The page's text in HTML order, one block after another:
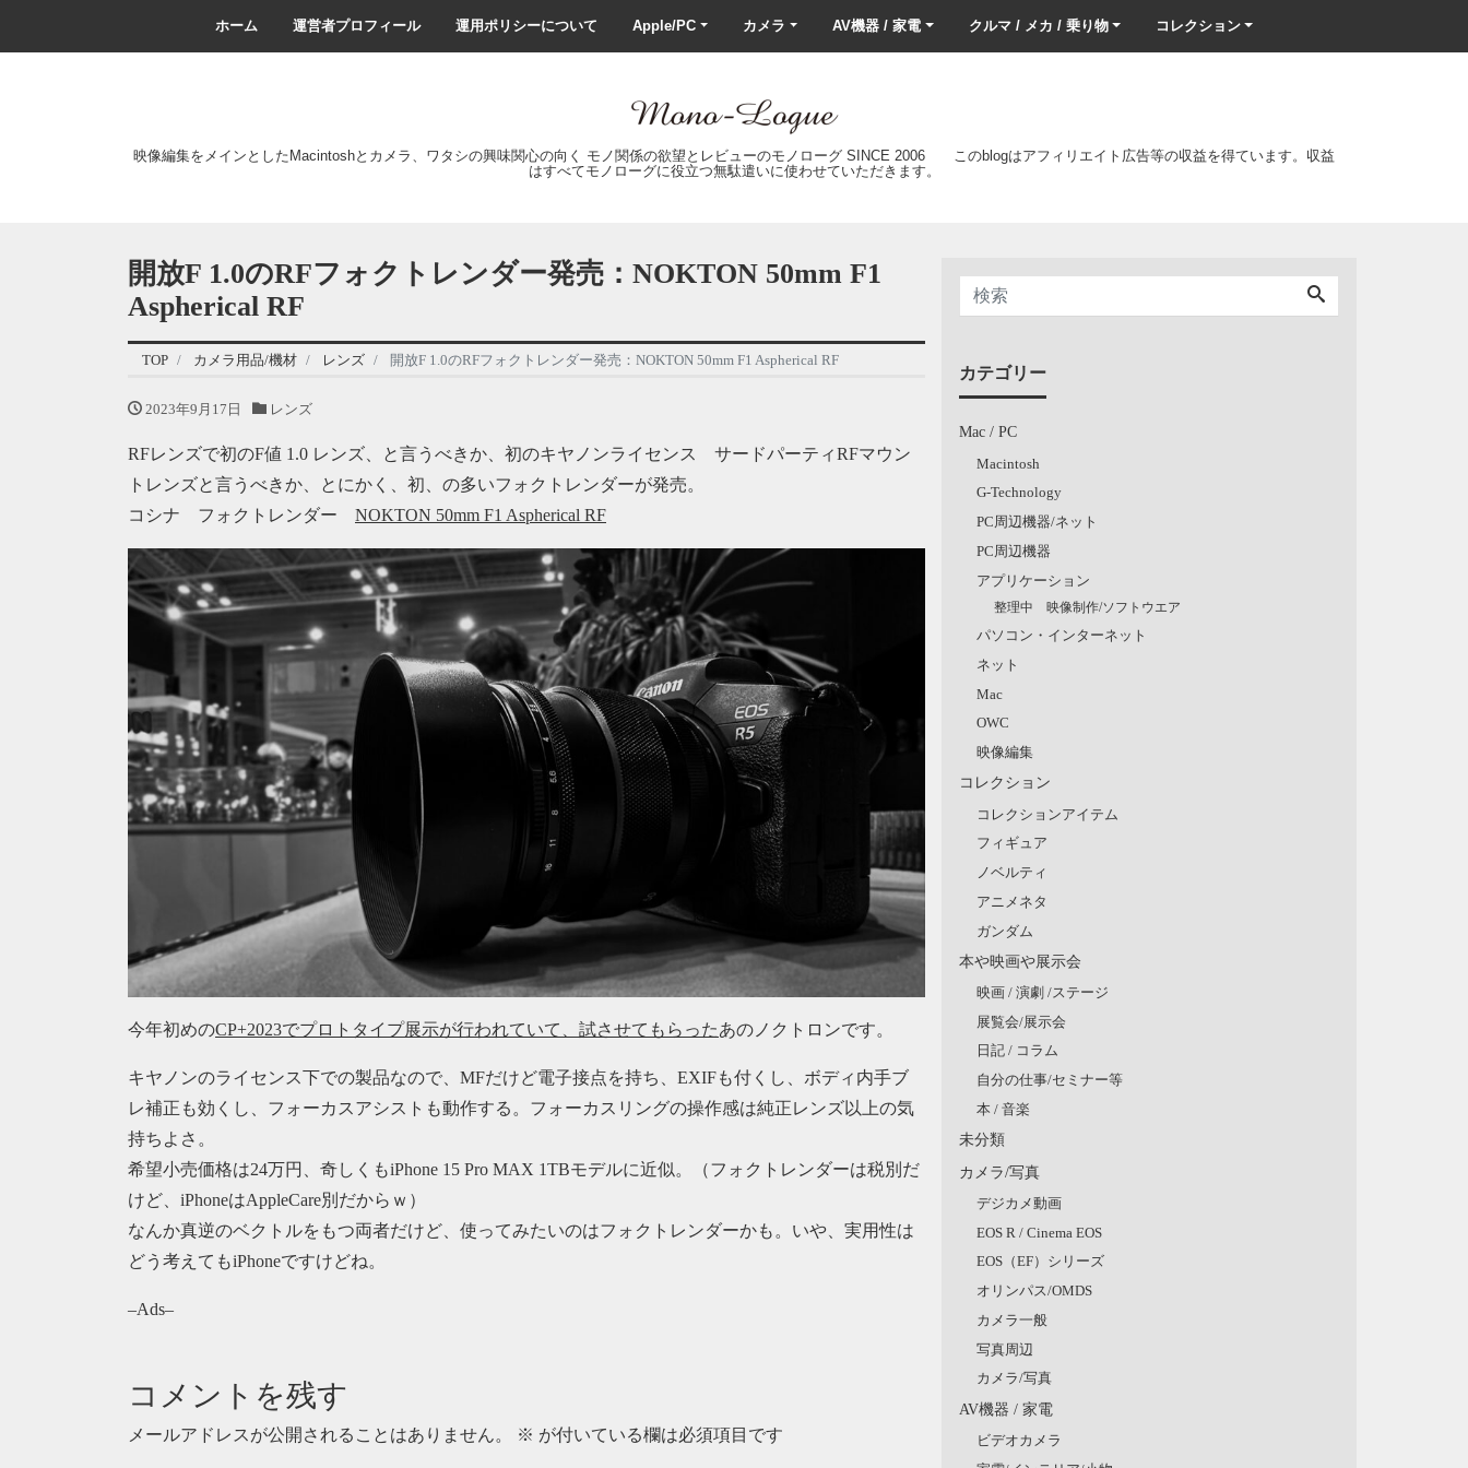
ホーム 運営者プロフィール 運用ポリシーについて Apple/PC カメラ AV機器 / 家電 クルマ / メカ / 乗り物 コレクション
映像編集をメインとしたMacintoshとカメラ、ワタシの興味関心の向く モノ関係の欲望とレビューのモノローグ SINCE 2006 このblogはアフィリエイト広告等の収益を得ています。収益
はすべてモノローグに役立つ無駄遣いに使わせていただきます。
開放F 1.0のRFフォクトレンダー発売：NOKTON 50mm F1
Aspherical RF
TOP カメラ用品/機材 レンズ 開放F 1.0のRFフォクトレンダー発売：NOKTON 50mm F1 Aspherical RF
2023年9月17日 レンズ
RFレンズで初のF値 1.0 レンズ、と言うべきか、初のキヤノンライセンス サードパーティRFマウン
トレンズと言うべきか、とにかく、初、の多いフォクトレンダーが発売。
コシナ フォクトレンダー NOKTON 50mm F1 Aspherical RF
今年初めのCP+2023でプロトタイプ展示が行われていて、試させてもらったあのノクトロンです。
キヤノンのライセンス下での製品なので、MFだけど電子接点を持ち、EXIFも付くし、ボディ内手ブ
レ補正も効くし、フォーカスアシストも動作する。フォーカスリングの操作感は純正レンズ以上の気
持ちよさ。
希望小売価格は24万円、奇しくもiPhone 15 Pro MAX 1TBモデルに近似。（フォクトレンダーは税別だ
けど、iPhoneはAppleCare別だからｗ）
なんか真逆のベクトルをもつ両者だけど、使ってみたいのはフォクトレンダーかも。いや、実用性は
どう考えてもiPhoneですけどね。
–Ads–
コメントを残す
メールアドレスが公開されることはありません。 ※ が付いている欄は必須項目です
カテゴリー
Mac / PC
Macintosh
G-Technology
PC周辺機器/ネット
PC周辺機器
アプリケーション
整理中 映像制作/ソフトウエア
パソコン・インターネット
ネット
Mac
OWC
映像編集
コレクション
コレクションアイテム
フィギュア
ノベルティ
アニメネタ
ガンダム
本や映画や展示会
映画 / 演劇 /ステージ
展覧会/展示会
日記 / コラム
自分の仕事/セミナー等
本 / 音楽
未分類
カメラ/写真
デジカメ動画
EOS R / Cinema EOS
EOS（EF）シリーズ
オリンパス/OMDS
カメラ一般
写真周辺
カメラ/写真
AV機器 / 家電
ビデオカメラ